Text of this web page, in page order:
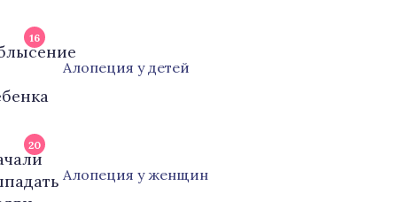
16
Алопеция у детей
20
Алопеция у женщин